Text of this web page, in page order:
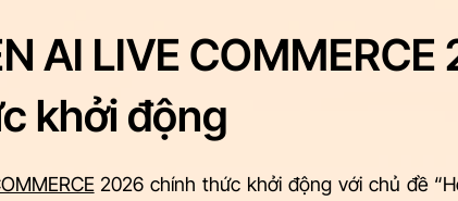
AI LIVE COMMERCE
khởi động
2026 chính thức khởi động với chủ đề